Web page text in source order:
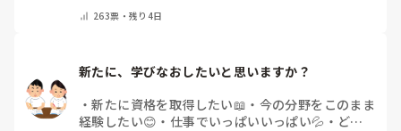
263票・残り4日
新たに、学びなおしたいと思いますか？
・新たに資格を取得したい📖 ・ 今の分野をこのまま
経験したい😊 ・ 仕事でいっぱいいっぱい💦 ・ どん